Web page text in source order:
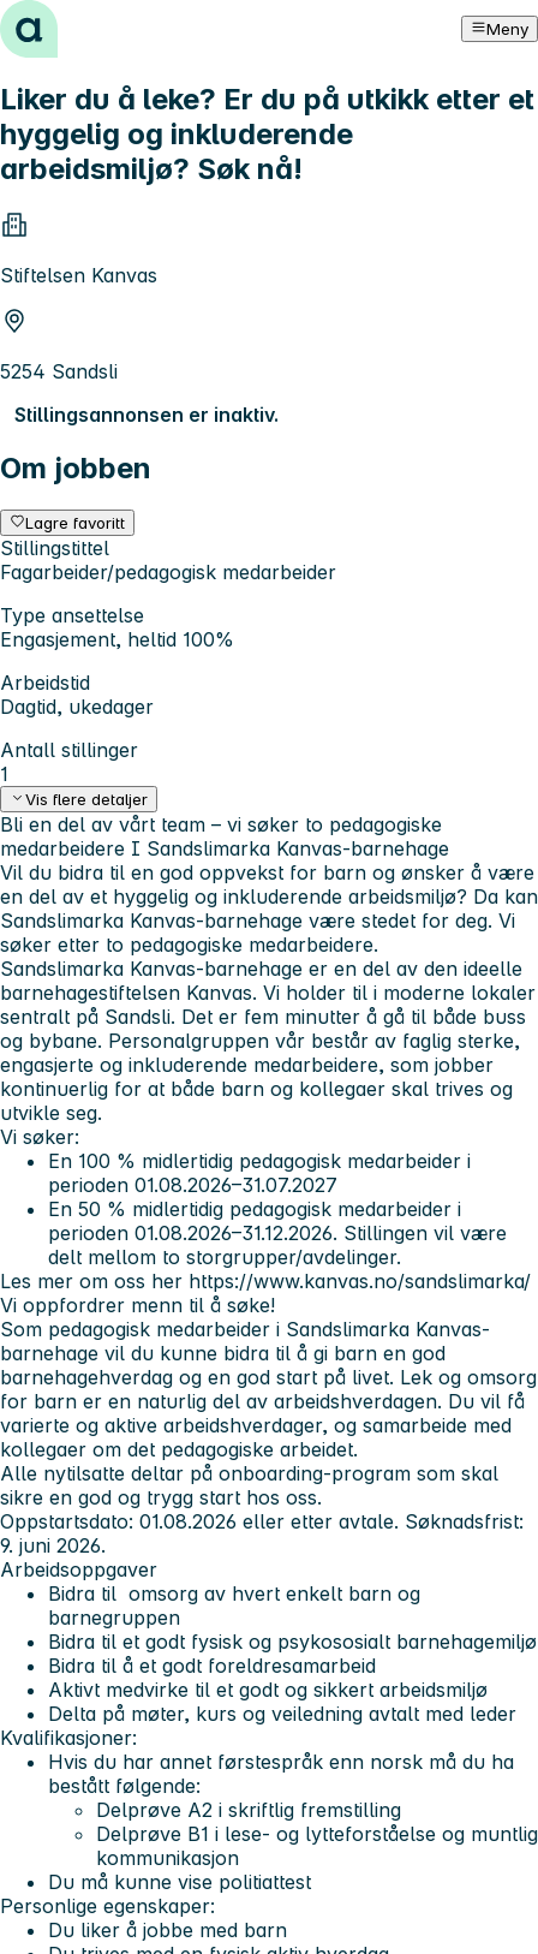
Hopp til innhold Meny
Liker du å leke? Er du på utkikk etter et
hyggelig og inkluderende
arbeidsmiljø? Søk nå!
Stiftelsen Kanvas
5254 Sandsli
Stillingsannonsen er inaktiv.
Om jobben
Lagre favoritt
Stillingstittel
Fagarbeider/pedagogisk medarbeider
Type ansettelse
Engasjement, heltid 100%
Arbeidstid
Dagtid, ukedager
Antall stillinger
1
Vis flere detaljer
Bli en del av vårt team – vi søker to pedagogiske
medarbeidere I Sandslimarka Kanvas-barnehage
Vil du bidra til en god oppvekst for barn og ønsker å være
en del av et hyggelig og inkluderende arbeidsmiljø? Da kan
Sandslimarka Kanvas-barnehage være stedet for deg. Vi
søker etter to pedagogiske medarbeidere.
Sandslimarka Kanvas-barnehage er en del av den ideelle
barnehagestiftelsen Kanvas. Vi holder til i moderne lokaler
sentralt på Sandsli. Det er fem minutter å gå til både buss
og bybane. Personalgruppen vår består av faglig sterke,
engasjerte og inkluderende medarbeidere, som jobber
kontinuerlig for at både barn og kollegaer skal trives og
utvikle seg.
Vi søker:
En 100 % midlertidig pedagogisk medarbeider i
perioden 01.08.2026–31.07.2027
En 50 % midlertidig pedagogisk medarbeider i
perioden 01.08.2026–31.12.2026. Stillingen vil være
delt mellom to storgrupper/avdelinger.
Les mer om oss her https://www.kanvas.no/sandslimarka/
Vi oppfordrer menn til å søke!
Som pedagogisk medarbeider i Sandslimarka Kanvas-
barnehage vil du kunne bidra til å gi barn en god
barnehagehverdag og en god start på livet. Lek og omsorg
for barn er en naturlig del av arbeidshverdagen. Du vil få
varierte og aktive arbeidshverdager, og samarbeide med
kollegaer om det pedagogiske arbeidet.
Alle nytilsatte deltar på onboarding-program som skal
sikre en god og trygg start hos oss.
Oppstartsdato: 01.08.2026 eller etter avtale. Søknadsfrist:
9. juni 2026.
Arbeidsoppgaver
Bidra til omsorg av hvert enkelt barn og
barnegruppen
Bidra til et godt fysisk og psykososialt barnehagemiljø
Bidra til å et godt foreldresamarbeid
Aktivt medvirke til et godt og sikkert arbeidsmiljø
Delta på møter, kurs og veiledning avtalt med leder
Kvalifikasjoner:
Hvis du har annet førstespråk enn norsk må du ha
bestått følgende:
Delprøve A2 i skriftlig fremstilling
Delprøve B1 i lese- og lytteforståelse og muntlig
kommunikasjon
Du må kunne vise politiattest
Personlige egenskaper:
Du liker å jobbe med barn